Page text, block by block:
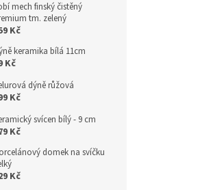
mech finský čistěný
tm. zelený
Kč
keramika bílá 11cm
Kč
dýně růžová
Kč
svícen bílý - 9 cm
Kč
domek na svíčku
Kč